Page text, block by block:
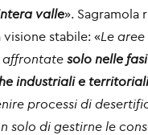
valle». Sagramola
visione stabile: «Le
affrontate solo nelle
industriali e
processi di
solo di gestirne le